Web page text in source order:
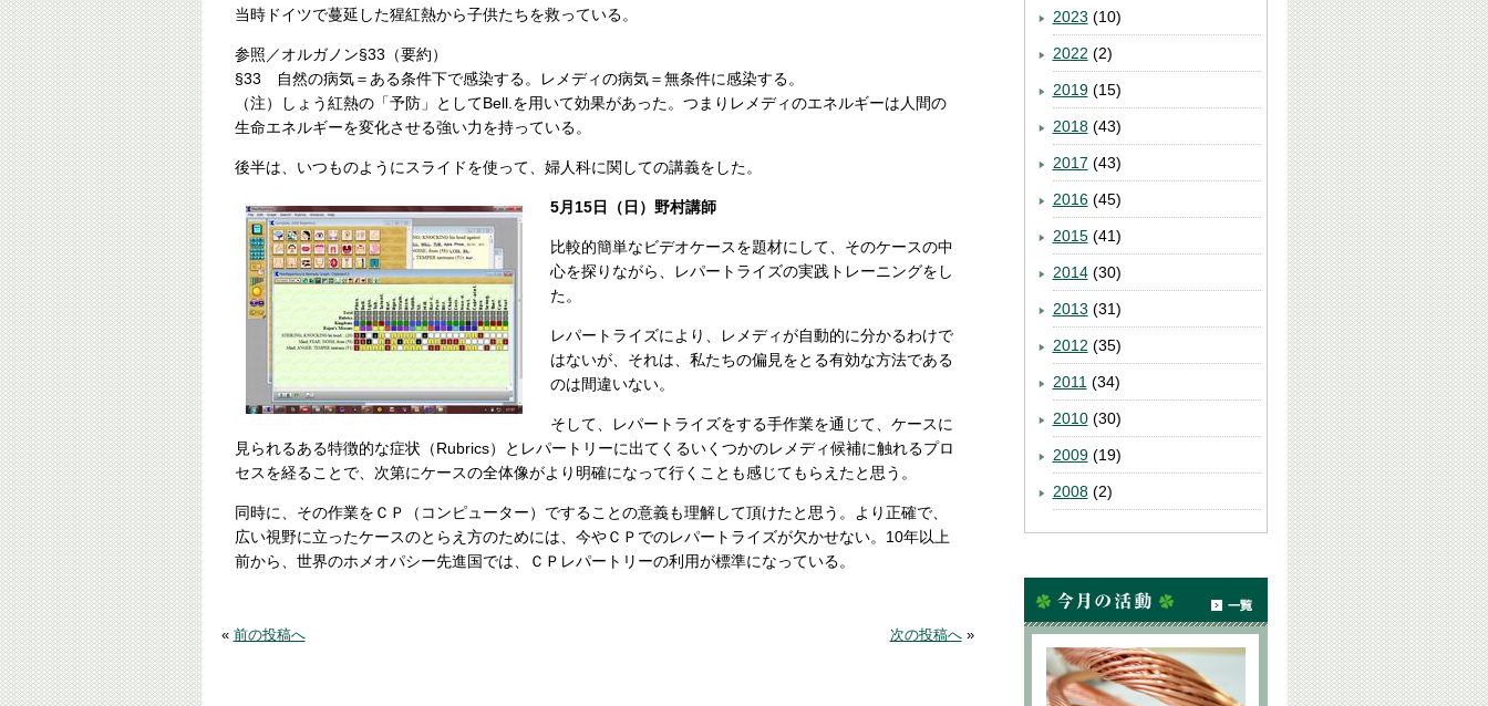
当時ドイツで蔓延した猩紅熱から子供たちを救っている。
参照／オルガノン§33（要約）
§33 自然の病気＝ある条件下で感染する。レメディの病気＝無条件に感染する。
（注）しょう紅熱の「予防」としてBell.を用いて効果があった。つまりレメディのエネルギーは人間の
生命エネルギーを変化させる強い力を持っている。
後半は、いつものようにスライドを使って、婦人科に関しての講義をした。
5月15日（日）野村講師
比較的簡単なビデオケースを題材にして、そのケースの中
心を探りながら、レパートライズの実践トレーニングをし
た。
レパートライズにより、レメディが自動的に分かるわけで
はないが、それは、私たちの偏見をとる有効な方法である
のは間違いない。
そして、レパートライズをする手作業を通じて、ケースに
見られるある特徴的な症状（Rubrics）とレパートリーに出てくるいくつかのレメディ候補に触れるプロ
セスを経ることで、次第にケースの全体像がより明確になって行くことも感じてもらえたと思う。
同時に、その作業をＣＰ（コンピューター）ですることの意義も理解して頂けたと思う。より正確で、
広い視野に立ったケースのとらえ方のためには、今やＣＰでのレパートライズが欠かせない。10年以上
前から、世界のホメオパシー先進国では、ＣＰレパートリーの利用が標準になっている。
« 前の投稿へ 次の投稿へ»
2023 (10)
2022 (2)
2019(15)
2018(43)
2017 (43)
2016(45)
2015(41)
2014(30)
2013 (31)
2012 (35)
2011 (34)
2010(30)
2009(19)
2008(2)